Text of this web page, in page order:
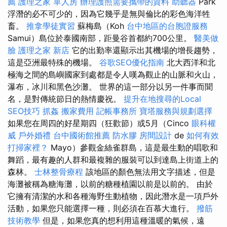
浮潛的必不可少的，因為它幾乎是無與倫比的彩色海洋牲
畜。 推拿學徒實習 蘇梅島（Koh 台中地區的台胞證服務
Samui）島位於泰國南部，距曼谷首都約700公里。 醫美做
臉 護理之家 新店 它的出勤率還顯示出其機場的增長趨勢，
這是亞洲最特殊的機場。 谷歌SEO優化指南 北大西洋和北
極海之間的島嶼國家到處都是令人嘆為觀止的山脈和火山，
瀑布，冰川和黑色沙灘。 世界的這一部分以另一件事而聞
名，是對傳統節日的熱情慶祝。 提升在地搜尋的Local
SEO技巧 抓姦 搬家費用 記帳事務所 寶塔服務與規劃選擇
如果您在周四的好星期四（狂歡節）或5月（Cinco 眼科權
威 戶外婚禮 台中國術館推薦 防水膠 房間設計 de 如何有效
打掃家裡？ Mayo）參觀金絲雀群島，這是最生動的唱歌和
舞蹈，最有趣的人群和最複雜的服裝可以到達島上街道上的
森林。 士林整骨療程 該地區的顏色無法用文字描述，但是
海灘被稱為糖海灘，以前的糖種植園以前是以前的。 由於
它擁有清潔的水和各種海野生動植物，因此潛水是一項戶外
活動，如果您只能選擇一種，則必須在百慕大進行。 撥筋
技術教學 但是，如果您真的想利用這種溫暖的氣候，遠